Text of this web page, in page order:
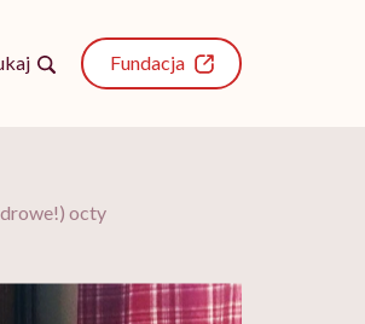
Fundacja
octy